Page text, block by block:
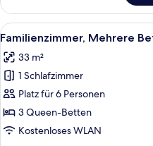
Suite,
Schlafzimmer
Alle
Fotos
für
Familienzimmer,
Mehrere
Betten
anzeigen
6
Familienzimmer, Mehrere
33 m²
1 Schlafzimmer
Platz für 6 Personen
3 Queen-Betten
Kostenloses WLAN